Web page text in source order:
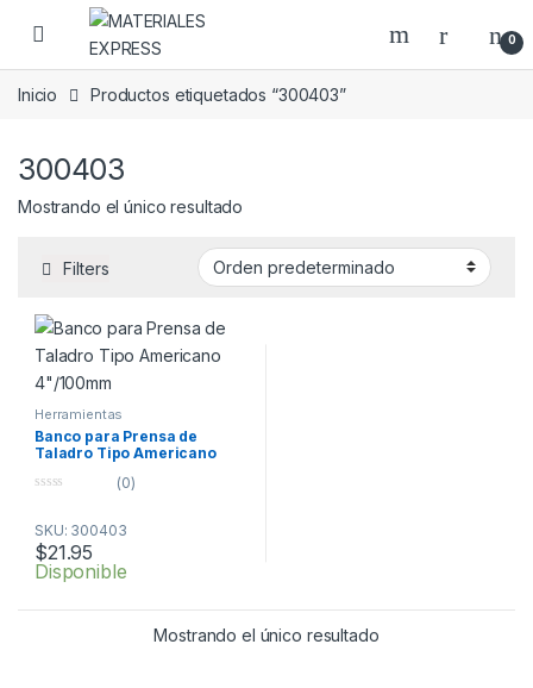
Skip to navigation
Skip to content
0
Inicio Productos etiquetados “300403”
300403
Mostrando el único resultado
Filters
Herramientas
Banco para Prensa de
Taladro Tipo Americano
u
t
o
f
(0)
SKU: 300403
$21.95
Disponible
Mostrando el único resultado